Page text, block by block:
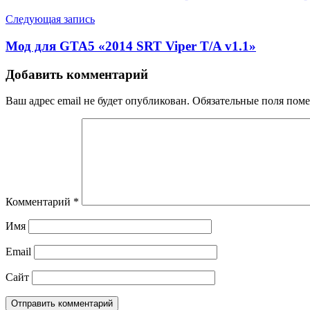
Следующая запись
Мод для GTA5 «2014 SRT Viper T/A v1.1»
Добавить комментарий
Ваш адрес email не будет опубликован. Обязательные поля
Комментарий *
Имя
Email
Сайт